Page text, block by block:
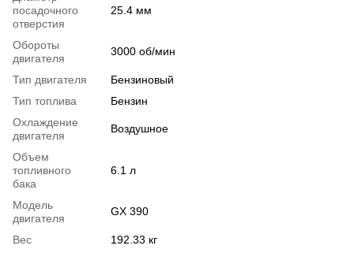
посадочного
отверстия
25.4 мм
Обороты
двигателя
3000 об/мин
Тип двигателя
Бензиновый
Тип топлива
Бензин
Охлаждение
двигателя
Воздушное
Объем
топливного
бака
6.1 л
Модель
двигателя
GX 390
Вес
192.33 кг